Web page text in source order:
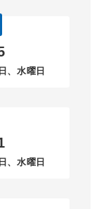
、水曜日
、水曜日